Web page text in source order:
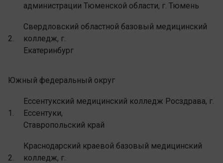
администрации Тюменской области, г. Тюмень
2.
Свердловский областной базовый медицинский
колледж, г.
Екатеринбург
Южный федеральный округ
1.
Ессентукский медицинский колледж Росздрава, г.
Ессентуки,
Ставропольский край
2.
Краснодарский краевой базовый медицинский
колледж, г.